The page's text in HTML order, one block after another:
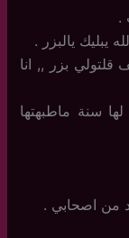
.
يبليك يالبزر .
بزر ,, انا
لها سنة ماطبهتها
من اصحابي .